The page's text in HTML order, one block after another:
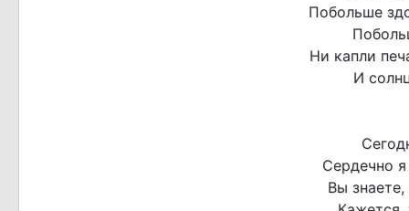
Побольше
Ни капли
И
Сердечно я
Вы знаете,